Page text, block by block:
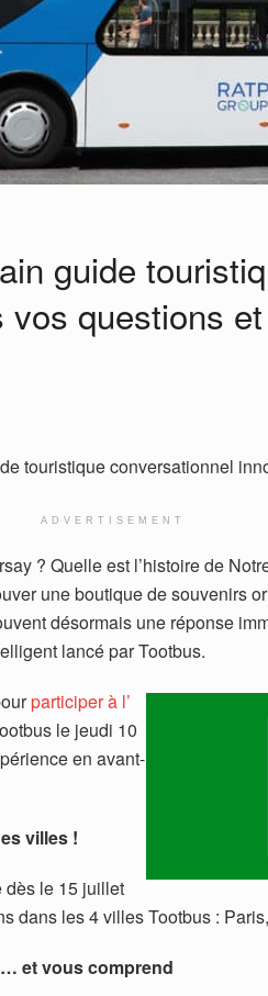
guide
vos questions
touristique conversationnel
ADVERTISEMENT
? Quelle est l’histoire de
une boutique de souvenirs
désormais une réponse
lancé par Tootbus.
participer à l’
le jeudi 10
en avant-
villes !
dès le 15 juillet
dans les 4 villes Tootbus :
et vous comprend